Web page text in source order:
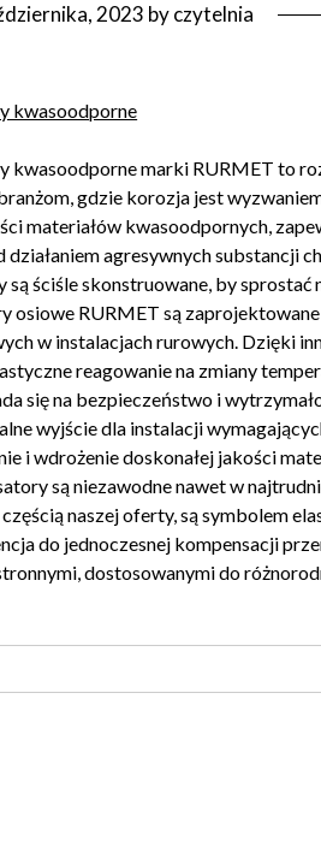
2023 byczytelnia
kwasoodporne
kwasoodporne marki RURMET to
gdzie korozja jest
materiałów kwasoodpornych,
działaniem agresywnych substancji
są ściśle skonstruowane, by sprostać
osiowe RURMET są
w instalacjach rurowych. Dzięki
reagowanie na zmiany
się na bezpieczeństwo i
wyjście dla instalacji
i wdrożenie doskonałej jakości
są niezawodne nawet w
naszej oferty, są symbolem
do jednoczesnej kompensacji
dostosowanymi do